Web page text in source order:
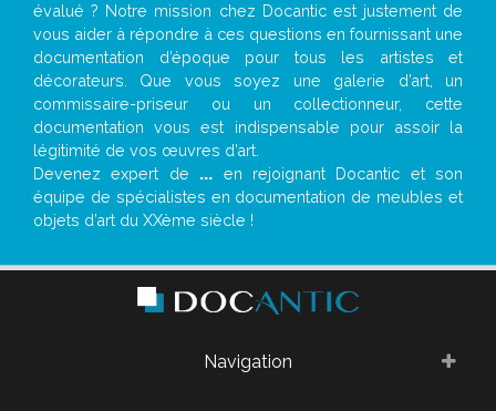
évalué ? Notre mission chez Docantic est justement de
vous aider à répondre à ces questions en fournissant une
documentation d’époque pour tous les artistes et
décorateurs. Que vous soyez une galerie d’art, un
commissaire-priseur ou un collectionneur, cette
documentation vous est indispensable pour assoir la
légitimité de vos œuvres d’art.
Devenez expert de ... en rejoignant Docantic et son
équipe de spécialistes en documentation de meubles et
objets d’art du XXème siècle !
Navigation